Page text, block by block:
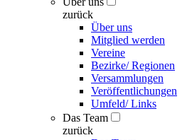
zurück
Über uns
Mitglied werden
Vereine
Bezirke/ Regionen
Versammlungen
Veröffentlichungen
Umfeld/ Links
Das Team
zurück